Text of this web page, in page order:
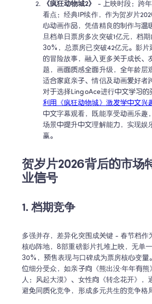
《疯狂动物城2》
- 上映时段：跨
看点：经典IP续作，作为贺岁片
心动画作品，凭借精良的制作与温
旦档单日票房多次突破1亿元，档
30%，总票房已突破42亿元。影片
的冒险故事，融入更多关于成长、
题，画面质感全面升级，全年龄层
适合家庭亲子、情侣及动画爱好者
对于选择LingoAce进行中文学习的
利用《疯狂动物城》激发学中文兴
中文字幕观看，既能享受动画乐趣
场景中提升中文理解能力，实现娱
赢。
贺岁片2026背后的市场
业信号
1. 档期竞争
多强并存，差异化突围成关键 - 春节档作
核心阵地，8部重磅影片扎堆上映，无单
30%，预售表现与口碑成为票房核心变量
位细分受众，如亲子向《熊出没·年年有
人：风起大漠》、女性向《转念花开》，
避免同质化竞争，形成多元共生的竞争格